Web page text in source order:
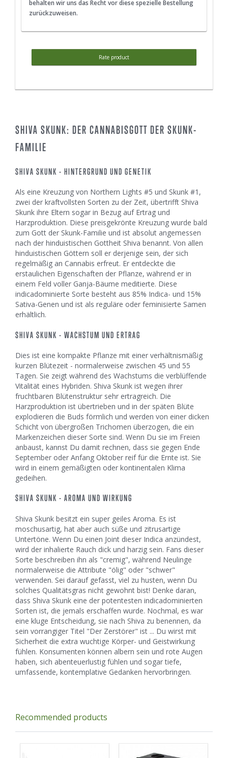
behalten wir uns das Recht vor diese spezielle Bestellung
zurückzuweisen.
Rate product
SHIVA SKUNK: DER CANNABISGOTT DER SKUNK-
FAMILIE
SHIVA SKUNK - HINTERGRUND UND GENETIK
Als eine Kreuzung von Northern Lights #5 und Skunk #1,
zwei der kraftvollsten Sorten zu der Zeit, übertrifft Shiva
Skunk ihre Eltern sogar in Bezug auf Ertrag und
Harzproduktion. Diese preisgekrönte Kreuzung wurde bald
zum Gott der Skunk-Familie und ist absolut angemessen
nach der hinduistischen Gottheit Shiva benannt. Von allen
hinduistischen Göttern soll er derjenige sein, der sich
regelmäßig an Cannabis erfreut. Er entdeckte die
erstaulichen Eigenschaften der Pflanze, während er in
einem Feld voller Ganja-Bäume meditierte. Diese
indicadominierte Sorte besteht aus 85% Indica- und 15%
Sativa-Genen und ist als reguläre oder feminisierte Samen
erhältlich.
SHIVA SKUNK - WACHSTUM UND ERTRAG
Dies ist eine kompakte Pflanze mit einer verhältnismäßig
kurzen Blütezeit - normalerweise zwischen 45 und 55
Tagen. Sie zeigt während des Wachstums die verblüffende
Vitalität eines Hybriden. Shiva Skunk ist wegen ihrer
fruchtbaren Blütenstruktur sehr ertragreich. Die
Harzproduktion ist übertrieben und in der späten Blüte
explodieren die Buds förmlich und werden von einer dicken
Schicht von übergroßen Trichomen überzogen, die ein
Markenzeichen dieser Sorte sind. Wenn Du sie im Freien
anbaust, kannst Du damit rechnen, dass sie gegen Ende
September oder Anfang Oktober reif für die Ernte ist. Sie
wird in einem gemäßigten oder kontinentalen Klima
gedeihen.
SHIVA SKUNK - AROMA UND WIRKUNG
Shiva Skunk besitzt ein super geiles Aroma. Es ist
moschusartig, hat aber auch süße und zitrusartige
Untertöne. Wenn Du einen Joint dieser Indica anzündest,
wird der inhalierte Rauch dick und harzig sein. Fans dieser
Sorte beschreiben ihn als "cremig", während Neulinge
normalerweise die Attribute "ölig" oder "schwer"
verwenden. Sei darauf gefasst, viel zu husten, wenn Du
solches Qualitätsgras nicht gewohnt bist! Denke daran,
dass Shiva Skunk eine der potentesten indicadominierten
Sorten ist, die jemals erschaffen wurde. Nochmal, es war
eine kluge Entscheidung, sie nach Shiva zu benennen, da
sein vorrangiger Titel "Der Zerstörer" ist ... Du wirst mit
Sicherheit die extra wuchtige Körper- und Geistwirkung
fühlen. Konsumenten können albern sein und rote Augen
haben, sich abenteuerlustig fühlen und sogar tiefe,
umfassende, kontemplative Gedanken hervorbringen.
Recommended products